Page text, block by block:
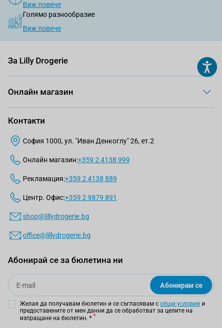
Виж повече
Голямо разнообразие
Виж повече
За Lilly Drogerie
Онлайн магазин
Контакти
София 1000, ул. "Иван Денкоглу" 26, ет.2
Онлайн магазин:+359 2 4138 999
Рекламация:+359 2 4138 889
Центр. Офис:+359 2 9879 891
shop@lillydrogerie.bg
office@lillydrogerie.bg
Абонирай се за бюлетина ни
Email
Абонирам се
Желая да получавам бюлетин и се съгласявам с общи условия и
предоставените от мен данни да се обработват за целите на
изпращане на бюлетин. *